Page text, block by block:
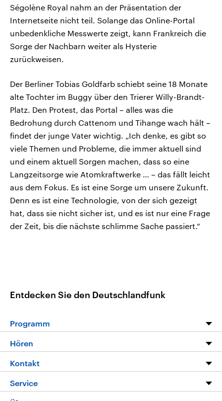
Ségolène Royal nahm an der Präsentation der
Internetseite nicht teil. Solange das Online-Portal
unbedenkliche Messwerte zeigt, kann Frankreich die
Sorge der Nachbarn weiter als Hysterie
zurückweisen.
Der Berliner Tobias Goldfarb schiebt seine 18 Monate
alte Tochter im Buggy über den Trierer Willy-Brandt-
Platz. Den Protest, das Portal – alles was die
Bedrohung durch Cattenom und Tihange wach hält –
findet der junge Vater wichtig. „Ich denke, es gibt so
viele Themen und Probleme, die immer aktuell sind
und einem aktuell Sorgen machen, dass so eine
Langzeitsorge wie Atomkraftwerke … – das fällt leicht
aus dem Fokus. Es ist eine Sorge um unsere Zukunft.
Denn es ist eine Technologie, von der sich gezeigt
hat, dass sie nicht sicher ist, und es ist nur eine Frage
der Zeit, bis die nächste schlimme Sache passiert.“
Entdecken Sie den Deutschlandfunk
Programm
Programm
Die Nachrichten
Nachrichtenleicht
Hören
Livestream
Podcasts
Kontakt
Hörerservice
Service